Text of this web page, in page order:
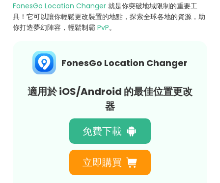
FonesGo Location Changer 就是你突破地域限制的重要工
具！它可以讓你輕鬆更改裝置的地點，探索全球各地的資源，助
你打造夢幻陣容，輕鬆制霸PvP。
FonesGo Location Changer
適用於 iOS/Android 的最佳位置更改
器
免費下載
立即購買